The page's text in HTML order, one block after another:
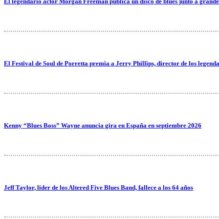
El Festival de Soul de Porretta premia a Jerry Phillips, director de los
Kenny “Blues Boss” Wayne anuncia gira en España en septiembre 2026
Jeff Taylor, lider de los Altered Five Blues Band, fallece a los 64 años